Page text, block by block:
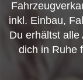
inkl. Einbau,
Du erhältst
dich in Ruhe